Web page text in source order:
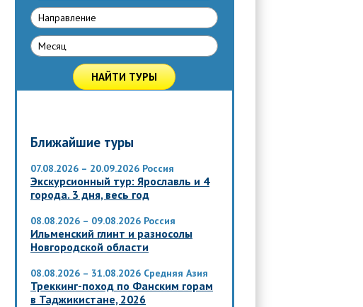
Направлениe
Месяц
НАЙТИ ТУРЫ
Ближайшие туры
07.08.2026 – 20.09.2026 Россия
Экскурсионный тур: Ярославль и 4
города. 3 дня, весь год
08.08.2026 – 09.08.2026 Россия
Ильменский глинт и разносолы
Новгородской области
08.08.2026 – 31.08.2026 Средняя Азия
Треккинг-поход по Фанским горам
в Таджикистане, 2026